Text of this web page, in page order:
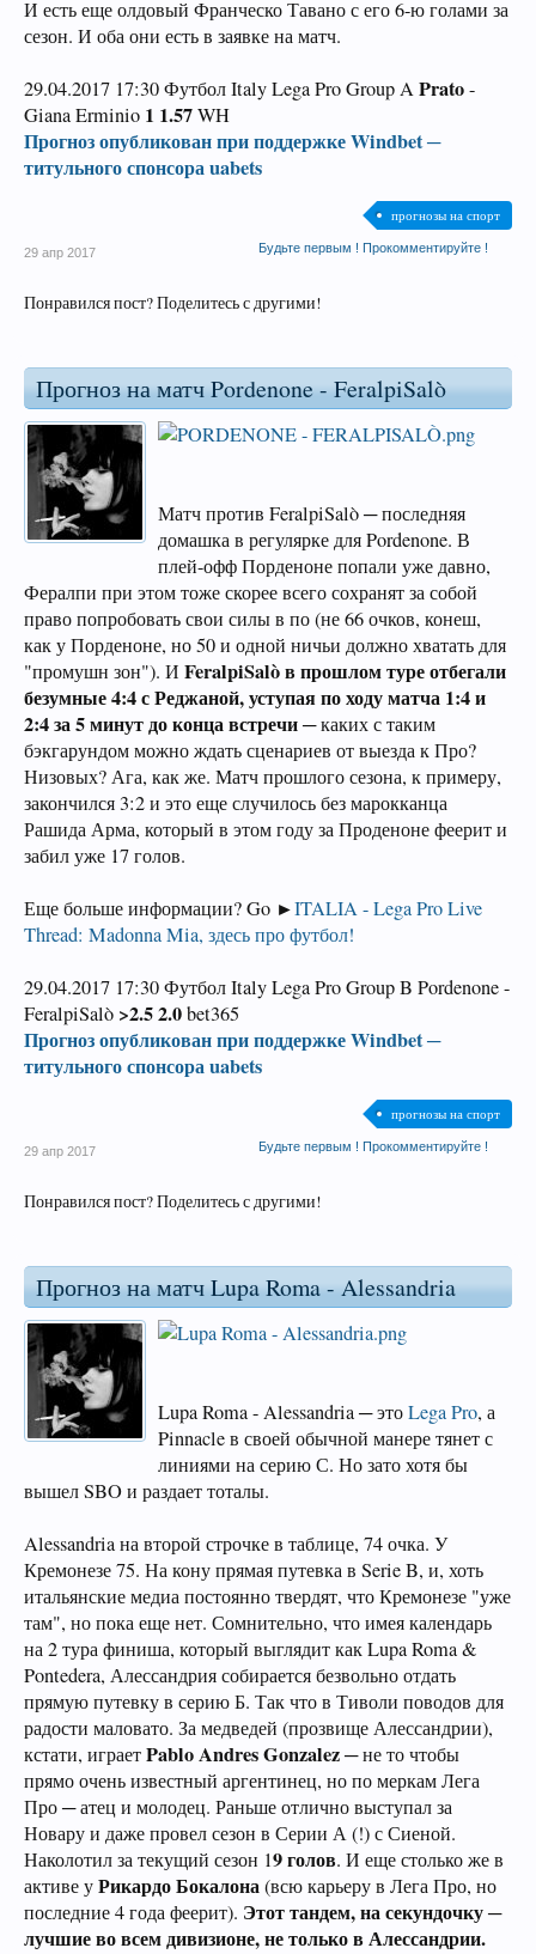
И есть еще олдовый Франческо Тавано с его 6-ю голами за
сезон. И оба они есть в заявке на матч.
29.04.2017 17:30 Футбол Italy Lega Pro Group APrato-
Giana Erminio 1 1.57WH
Прогноз опубликован при поддержке Windbet ─
титульного спонсора uabets
прогнозы на спорт
Будьте первым ! Прокомментируйте !
29 апр 2017
Понравился пост? Поделитесь с другими!
Прогноз на матч Pordenone - FeralpiSalò
Матч против FeralpiSalò ─ последняя
домашка в регулярке для Pordenone. В
плей-офф Порденоне попали уже давно,
Фералпи при этом тоже скорее всего сохранят за собой
право попробовать свои силы в по (не 66 очков, конеш,
как у Порденоне, но 50 и одной ничьи должно хватать для
"промушн зон"). И FeralpiSalò в прошлом туре отбегали
безумные 4:4 с Реджаной, уступая по ходу матча 1:4 и
2:4 за 5 минут до конца встречи─ каких с таким
бэкгарундом можно ждать сценариев от выезда к Про?
Низовых? Ага, как же. Матч прошлого сезона, к примеру,
закончился 3:2 и это еще случилось без марокканца
Рашида Арма, который в этом году за Проденоне феерит и
забил уже 17 голов.
Еще больше информации? Go ►ITALIA - Lega Pro Live
Thread: Madonna Mia, здесь про футбол!
29.04.2017 17:30 Футбол Italy Lega Pro Group B Pordenone -
FeralpiSalò >2.5 2.0bet365
Прогноз опубликован при поддержке Windbet ─
титульного спонсора uabets
прогнозы на спорт
Будьте первым ! Прокомментируйте !
29 апр 2017
Понравился пост? Поделитесь с другими!
Прогноз на матч Lupa Roma - Alessandria
Lupa Roma - Alessandria ─ этоLega Pro, а
Pinnacle в своей обычной манере тянет с
линиями на серию С. Но зато хотя бы
вышел SBO и раздает тоталы.
Alessandria на второй строчке в таблице, 74 очка. У
Кремонезе 75. На кону прямая путевка в Serie B, и, хоть
итальянские медиа постоянно твердят, что Кремонезе "уже
там", но пока еще нет. Сомнительно, что имея календарь
на 2 тура финиша, который выглядит как Lupa Roma &
Pontedera, Алессандрия собирается безвольно отдать
прямую путевку в серию Б. Так что в Тиволи поводов для
радости маловато. За медведей (прозвище Алессандрии),
кстати, играетPablo Andres Gonzalez─ не то чтобы
прямо очень известный аргентинец, но по меркам Лега
Про ─ атец и молодец. Раньше отлично выступал за
Новару и даже провел сезон в Серии А (!) с Сиеной.
Наколотил за текущий сезон 19 голов. И еще столько же в
активе уРикардо Бокалона(всю карьеру в Лега Про, но
последние 4 года феерит). Этот тандем, на секундочку ─
лучшие во всем дивизионе, не только в Алессандрии.